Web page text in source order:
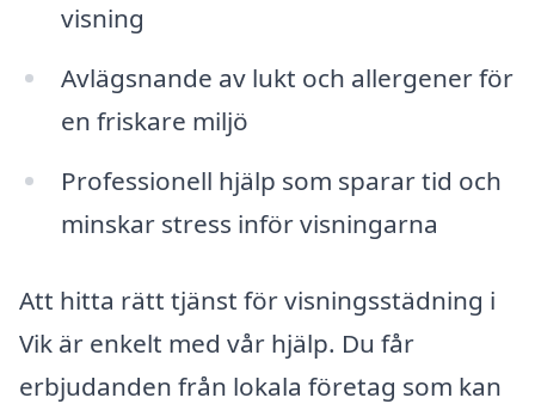
visning
Avlägsnande av lukt och allergener för
en friskare miljö
Professionell hjälp som sparar tid och
minskar stress inför visningarna
Att hitta rätt tjänst för visningsstädning i
Vik är enkelt med vår hjälp. Du får
erbjudanden från lokala företag som kan